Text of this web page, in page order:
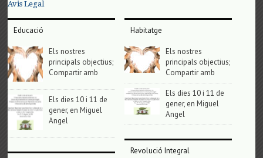
Avis Legal
Educació
Els nostres
principals objectius;
Compartir amb
Els dies 10 i 11 de
gener, en Miguel
Angel
Habitatge
Els nostres
principals objectius;
Compartir amb
Els dies 10 i 11 de
gener, en Miguel
Angel
Revolució Integral